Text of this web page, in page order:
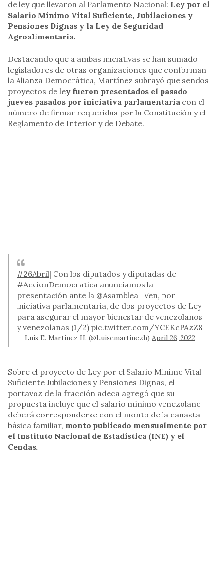
de ley que llevaron al Parlamento Nacional: Ley por el
Salario Mínimo Vital Suficiente, Jubilaciones y
Pensiones Dignas y la Ley de Seguridad
Agroalimentaria.
Destacando que a ambas iniciativas se han sumado
legisladores de otras organizaciones que conforman
la Alianza Democrática, Martínez subrayó que sendos
proyectos de ley fueron presentados el pasado
jueves pasados por iniciativa parlamentaria con el
número de firmar requeridas por la Constitución y el
Reglamento de Interior y de Debate.
#26Abril| Con los diputados y diputadas de
#AccionDemocratica anunciamos la
presentación ante la @Asamblea_Ven, por
iniciativa parlamentaria, de dos proyectos de Ley
para asegurar el mayor bienestar de venezolanos
y venezolanas (1/2) pic.twitter.com/YCEKcPAzZ8
— Luis E. Martínez H. (@Luisemartinezh) April 26, 2022
Sobre el proyecto de Ley por el Salario Mínimo Vital
Suficiente Jubilaciones y Pensiones Dignas, el
portavoz de la fracción adeca agregó que su
propuesta incluye que el salario mínimo venezolano
deberá corresponderse con el monto de la canasta
básica familiar, monto publicado mensualmente por
el Instituto Nacional de Estadística (INE) y el
Cendas.